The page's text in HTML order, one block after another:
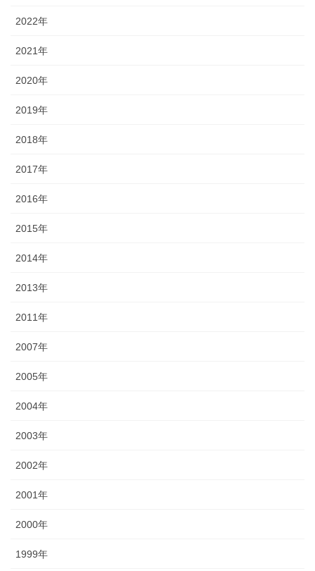
2022年
2021年
2020年
2019年
2018年
2017年
2016年
2015年
2014年
2013年
2011年
2007年
2005年
2004年
2003年
2002年
2001年
2000年
1999年